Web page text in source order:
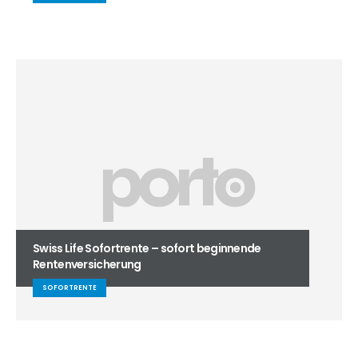
Swiss Life Sofortrente – sofort beginnende
Rentenversicherung
SOFORTRENTE